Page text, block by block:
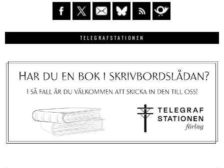
TELEGRAFSTATIONEN